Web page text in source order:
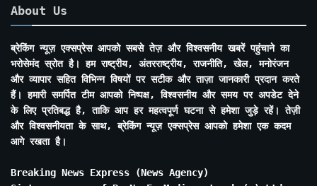
About Us
ब्रेकिंग न्यूज़ एक्सप्रेस आपको सबसे तेज़ और विश्वसनीय खबरें पहुंचाने का
भरोसेमंद स्रोत है। हम राष्ट्रीय, अंतरराष्ट्रीय, राजनीति, खेल, मनोरंजन
और व्यापार सहित विभिन्न विषयों पर सटीक और ताज़ा जानकारी प्रदान करते
हैं। हमारी समर्पित टीम आपको निष्पक्ष, विश्वसनीय और समय पर अपडेट देने
के लिए प्रतिबद्ध है, ताकि आप हर महत्वपूर्ण घटना से हमेशा जुड़े रहें। तेज़ी
और विश्वसनीयता के साथ, ब्रेकिंग न्यूज़ एक्सप्रेस आपको हमेशा एक कदम
आगे रखता है।
Breaking News Express (News Agency)